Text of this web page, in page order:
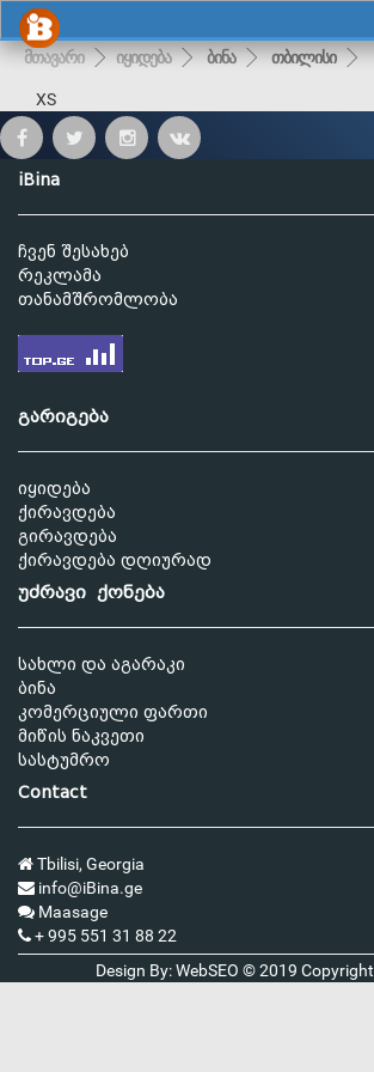
მთავარი იყიდება ბინა თბილისი
XS
iBina
ჩვენ შესახებ
რეკლამა
თანამშრომლობა
გარიგება
იყიდება
ქირავდება
გირავდება
ქირავდება დღიურად
უძრავი ქონება
სახლი და აგარაკი
ბინა
კომერციული ფართი
მიწის ნაკვეთი
სასტუმრო
Contact
Tbilisi, Georgia
info@iBina.ge
Maasage
+ 995 551 31 88 22
Design By: WebSEO © 2019 Copyright